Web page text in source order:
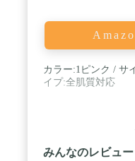
カラー:1ピンク / サ
イプ:全肌質対応
みんなのレビュー